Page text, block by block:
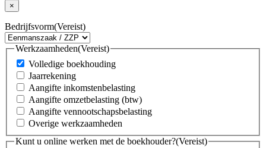
×
Bedrijfsvorm(Vereist)
Werkzaamheden(Vereist)
Volledige boekhouding
Jaarrekening
Aangifte inkomstenbelasting
Aangifte omzetbelasting (btw)
Aangifte vennootschapsbelasting
Overige werkzaamheden
Kunt u online werken met de boekhouder?(Vereist)